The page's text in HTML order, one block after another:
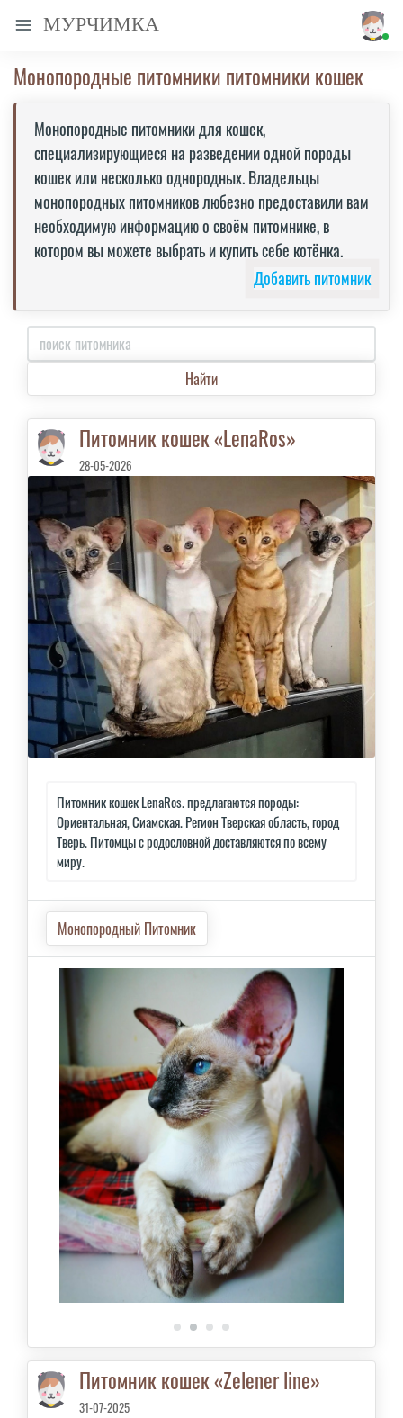
МУРЧИМКА
Монопородные питомники питомники кошек
Монопородные питомники для кошек,
специализирующиеся на разведении одной породы
кошек или несколько однородных. Владельцы
монопородных питомников любезно предоставили вам
необходимую информацию о своём питомнике, в
котором вы можете выбрать и купить себе котёнка.
Добавить питомник
Найти
Питомник кошек «LenaRos»
28-05-2026
Питомник кошек LenaRos. предлагаются породы:
Ориентальная, Сиамская. Регион Тверская область, город
Тверь. Питомцы с родословной доставляются по всему
миру.
Монопородный Питомник
Питомник кошек «Zelener line»
31-07-2025